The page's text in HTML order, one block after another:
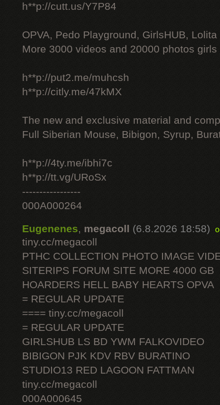
h**p://cutt.us/Y7P84
OPVA, Pedo Playground, GirlsHUB, Lolita
More 3000 videos and 20000 photos
h**p://put2.me/muhcsh
h**p://citly.me/47kMX
The new and exclusive material and
Full Siberian Mouse, Bibigon, Syrup,
h**p://4ty.me/ibhi7c
h**p://tt.vg/URoSx
-----------------
000A000264
Eugenenes, megacoll (6.8.2026 18:58)
tiny.cc/megacoll
PTHC COLLECTION PHOTO IMAGE
SITERIPS FORUM SITE MORE 4000 GB
HOARDERS HELL BABY HEARTS OPVA
= REGULAR UPDATE
==== tiny.cc/megacoll
= REGULAR UPDATE
GIRLSHUB LS BD YWM FALKOVIDEO
BIBIGON PJK KDV RBV BURATINO
STUDIO13 RED LAGOON FATTMAN
tiny.cc/megacoll
000A000645